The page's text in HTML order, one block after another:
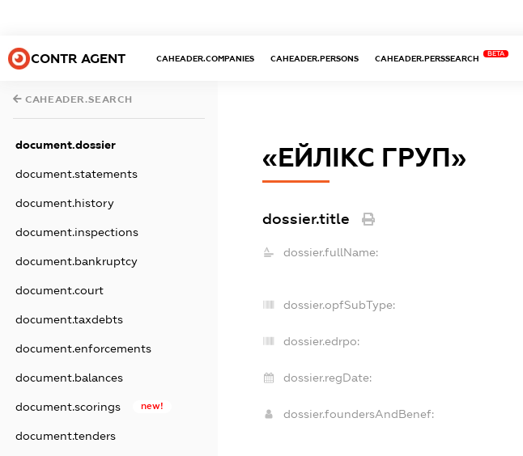
CONTR AGENT CAHEADER.COMPANIES CAHEADER.PERSONS CAHEADER.PERSSEARCH
BETA
CAHEADER.SEARCH
document.dossier
document.statements
document.history
document.inspections
document.bankruptcy
document.court
document.taxdebts
document.enforcements
document.balances
document.scorings new!
document.tenders
«ЕЙЛІКС ГРУП»
dossier.title
dossier.fullName:
dossier.opfSubType:
dossier.edrpo:
dossier.regDate:
dossier.foundersAndBenef: